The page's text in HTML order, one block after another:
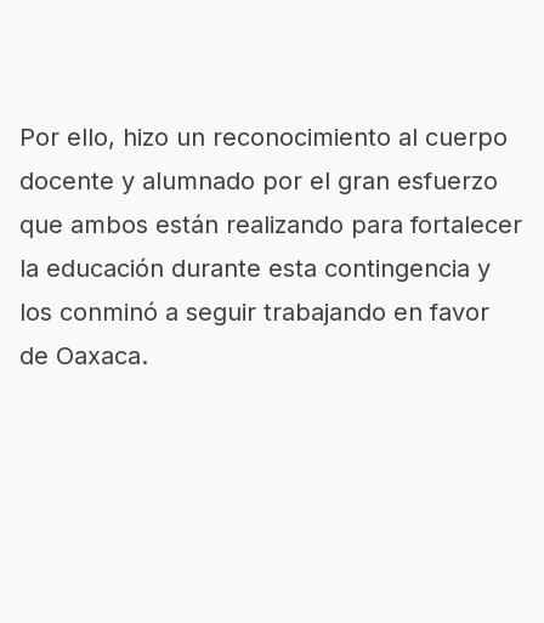
Por ello, hizo un reconocimiento al cuerpo
docente y alumnado por el gran esfuerzo
que ambos están realizando para fortalecer
la educación durante esta contingencia y
los conminó a seguir trabajando en favor
de Oaxaca.